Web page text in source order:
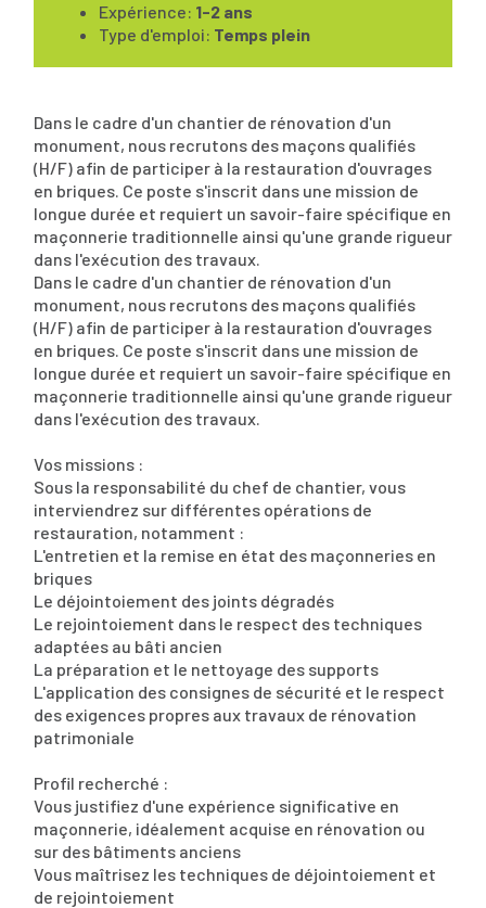
Expérience: 1-2 ans
Type d'emploi: Temps plein
Dans le cadre d'un chantier de rénovation d'un
monument, nous recrutons des maçons qualifiés
(H/F) afin de participer à la restauration d'ouvrages
en briques. Ce poste s'inscrit dans une mission de
longue durée et requiert un savoir-faire spécifique en
maçonnerie traditionnelle ainsi qu'une grande rigueur
dans l'exécution des travaux.
Dans le cadre d'un chantier de rénovation d'un
monument, nous recrutons des maçons qualifiés
(H/F) afin de participer à la restauration d'ouvrages
en briques. Ce poste s'inscrit dans une mission de
longue durée et requiert un savoir-faire spécifique en
maçonnerie traditionnelle ainsi qu'une grande rigueur
dans l'exécution des travaux.
Vos missions :
Sous la responsabilité du chef de chantier, vous
interviendrez sur différentes opérations de
restauration, notamment :
L'entretien et la remise en état des maçonneries en
briques
Le déjointoiement des joints dégradés
Le rejointoiement dans le respect des techniques
adaptées au bâti ancien
La préparation et le nettoyage des supports
L'application des consignes de sécurité et le respect
des exigences propres aux travaux de rénovation
patrimoniale
Profil recherché :
Vous justifiez d'une expérience significative en
maçonnerie, idéalement acquise en rénovation ou
sur des bâtiments anciens
Vous maîtrisez les techniques de déjointoiement et
de rejointoiement